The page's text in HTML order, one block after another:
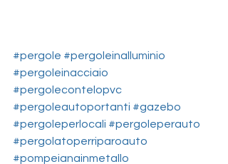
#pergole #pergoleinalluminio
#pergoleinacciaio
#pergolecontelopvc
#pergoleautoportanti #gazebo
#pergoleperlocali #pergoleperauto
#pergolatoperriparoauto
#pompeianainmetallo